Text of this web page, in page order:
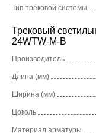
Тип трековой системы
Трековый
24WTW-M-B
Производитель
Длина (мм)
Ширина (мм)
Цоколь
Материал арматуры